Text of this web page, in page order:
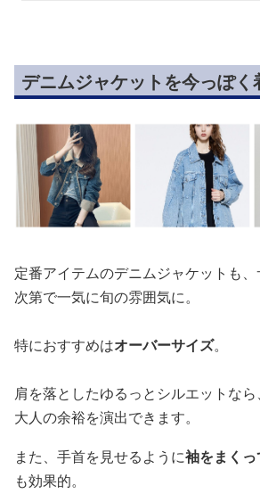
デニムジャケットを今っぽく
定番アイテムのデニムジャケットも
次第で一気に旬の雰囲気に。
特におすすめはオーバーサイズ。
肩を落としたゆるっとシルエットな
大人の余裕を演出できます。
また、手首を見せるように袖をまく
も効果的。